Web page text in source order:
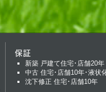
保証
新築 戸建て住宅･店舗20年
中古 住宅･店舗10年･液状
沈下修正 住宅･店舗10年